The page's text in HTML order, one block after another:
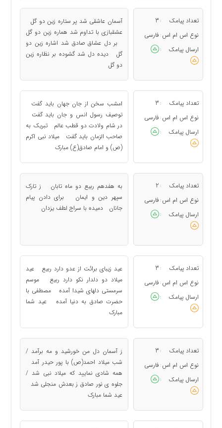
تعداد پیامک :
3
نوع اس ام اس : فارسی
ارسال پیامک
:
آسمان عاشقى شد پر ستاره زین دو گل
عشقبازى با تداوم شد هماره زین دو گل
بر دل عشاق صادق شد اشاره زین دو
گل دیده دل شد گشوده بر نظاره زین
دو گل
تعداد پیامک :
3
نوع اس ام اس : فارسی
ارسال پیامک
:
امشب سخن از جان جهان باید گفت
توصیف رسول انس و جان باید گفت
در شام ولادت دو قطب عالم تبریک به
صاحب الزمان باید گفت میلاد نبی اکرم
(ص) و امام صادق(ع) مبارک
تعداد پیامک :
2
نوع اس ام اس : فارسی
ارسال پیامک
:
به هفدهم ربیع دو ماه تابان ز تارک
سپهر دین و ایمان براى دادن پیام
جانان دمیده با سراج لطف یزدان
تعداد پیامک :
3
نوع اس ام اس : فارسی
ارسال پیامک
:
عید زیباى برائت از عدو دارد ربیع عید
میلاد دو دلدار نکو دارد ربیع موسم
سرمستى دلهاى شیدا آمده مصطفى با
حضرت صادق به دنیا آمده عید شما
مبارک
تعداد پیامک :
3
نوع اس ام اس : فارسی
ارسال پیامک
:
ز آسمان دل من خورشید و مه برآمد /
شب میلاد احمد(ص) با پور حیدر آمد
همه شادی نمایید که میلاد نبی شد /
جلوه ی نور صادق ز بعدش منجلی شد
عید شما مبارک